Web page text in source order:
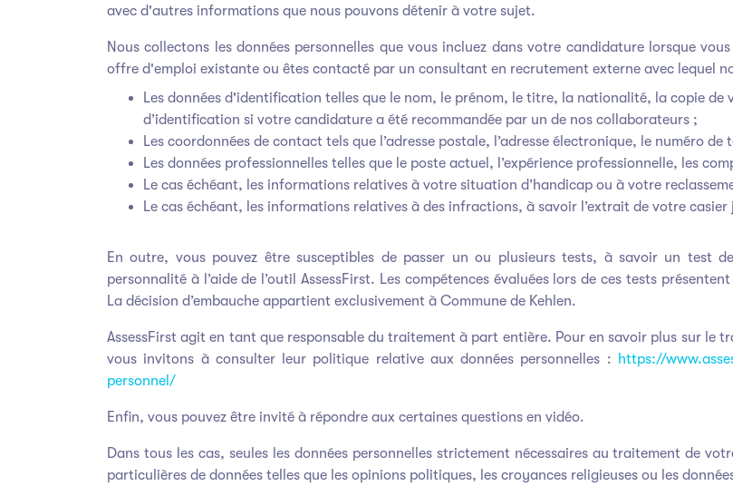
avec d'autres informations que nous pouvons détenir à votre sujet.
Nous collectons les données personnelles que vous incluez dans votre candidature lorsque
offre d'emploi existante ou êtes contacté par un consultant en recrutement externe avec lequel
Les données d'identification telles que le nom, le prénom, le titre, la nationalité, la copie de
d’identification si votre candidature a été recommandée par un de nos collaborateurs ;
Les coordonnées de contact tels que l’adresse postale, l’adresse électronique, le numéro de
Les données professionnelles telles que le poste actuel, l’expérience professionnelle, les
Le cas échéant, les informations relatives à votre situation d’handicap ou à votre
Le cas échéant, les informations relatives à des infractions, à savoir l’extrait de votre casier
En outre, vous pouvez être susceptibles de passer un ou plusieurs tests, à savoir un test
personnalité à l’aide de l’outil AssessFirst. Les compétences évaluées lors de ces tests
La décision d’embauche appartient exclusivement à Commune de Kehlen.
AssessFirst agit en tant que responsable du traitement à part entière. Pour en savoir plus sur le
vous invitons à consulter leur politique relative aux données personnelles : https://
personnel/
Enfin, vous pouvez être invité à répondre aux certaines questions en vidéo.
Dans tous les cas, seules les données personnelles strictement nécessaires au traitement de
particulières de données telles que les opinions politiques, les croyances religieuses ou les